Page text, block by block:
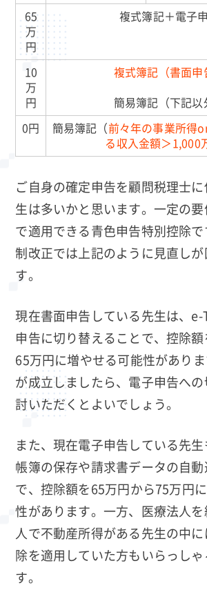
65
万
円
複式簿記＋電子
10
万
円
複式簿記（書面申
簡易簿記（下記以
0円
簡易簿記（前々年の事業所得
る収入金額＞1,000
ご自身の確定申告を顧問税理士
生は多いかと思います。一定の
で適用できる青色申告特別控除
制改正では上記のように見直し
す。
現在書面申告している先生は、
申告に切り替えることで、控除
65万円に増やせる可能性があり
が成立しましたら、電子申告へ
討いただくとよいでしょう。
また、現在電子申告している先
帳簿の保存や請求書データの自
で、控除額を65万円から75万円
性があります。一方、医療法人
人で不動産所得がある先生の中
除を適用していた方もいらっし
す。